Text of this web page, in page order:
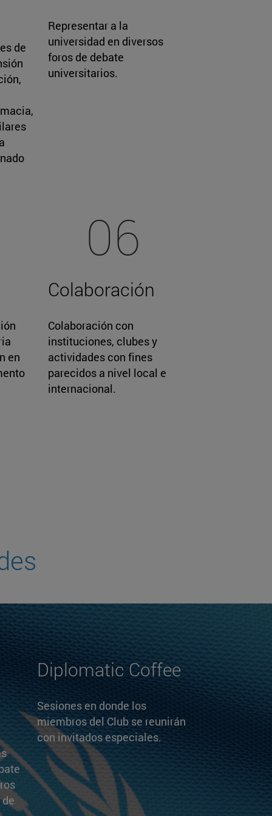
de
Representar a la
universidad en diversos
foros de debate
universitarios.
en
06
Colaboración
Colaboración con
instituciones, clubes y
actividades con fines
parecidos a nivel local e
internacional.
Diplomatic Coffee
Sesiones en donde los
miembros del Club se reunirán
con invitados especiales.